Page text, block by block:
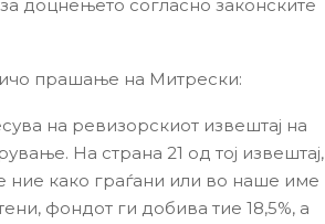
доцнењето согласно законските
прашање на Митрески:
на ревизорскиот извештај на
На страна 21 од тој извештај,
ние како граѓани или во наше име
фондот ги добива тие 18,5%, а